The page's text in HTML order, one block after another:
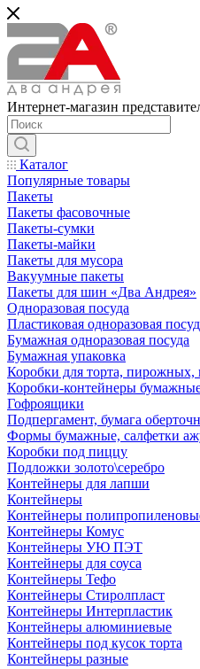
Интернет-магазин
Каталог
Популярные товары
Пакеты
Пакеты фасовочные
Пакеты-сумки
Пакеты-майки
Пакеты для мусора
Вакуумные пакеты
Пакеты для шин «Два Андрея»
Одноразовая посуда
Пластиковая одноразовая
Бумажная одноразовая посуда
Бумажная упаковка
Коробки для торта, пирожных,
Коробки-контейнеры
Гофроящики
Подпергамент, бумага
Формы бумажные, салфетки
Коробки под пиццу
Подложки золото\серебро
Контейнеры для лапши
Контейнеры
Контейнеры
Контейнеры Комус
Контейнеры УЮ ПЭТ
Контейнеры для соуса
Контейнеры Тефо
Контейнеры Стиролпласт
Контейнеры Интерпластик
Контейнеры алюминиевые
Контейнеры под кусок торта
Контейнеры разные